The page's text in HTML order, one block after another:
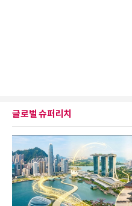
글로벌 슈퍼리치